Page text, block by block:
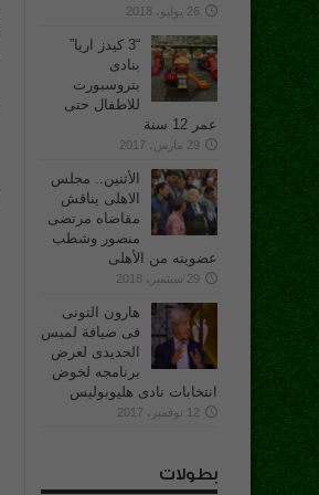
26 يوليو، 2018
“3 كيدز اريا”
بنادى
بتروسبورت
للاطفال حتى
عمر 12 سنة
29 مارس، 2017
الأثنين.. مجلس
الاهلى يناقش
مقاضاه مرتضى
منصور وشطب
عضويته من الأهلى
29 سبتمبر، 2018
هارون التونى
فى ضيافة لميس
الحديدى لعرض
برنامجه لخوض
انتخابات نادى هليوبوليس
12 نوفمبر، 2017
بطولات